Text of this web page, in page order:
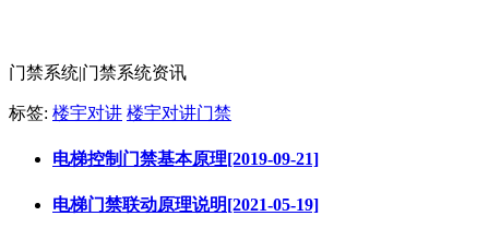
门禁系统|门禁系统资讯
标签: 楼宇对讲 楼宇对讲门禁
电梯控制门禁基本原理[2019-09-21]
电梯门禁联动原理说明[2021-05-19]